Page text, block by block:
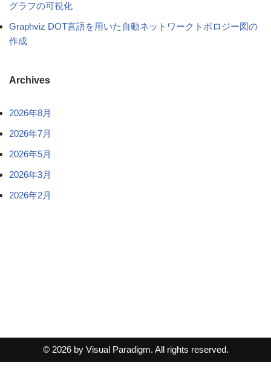
グラフの可視化
Graphviz DOT言語を用いた自動ネットワークトポロジー図の
作成
Archives
2026年8月
2026年7月
2026年5月
2026年3月
2026年2月
© 2026 by Visual Paradigm. All rights reserved.